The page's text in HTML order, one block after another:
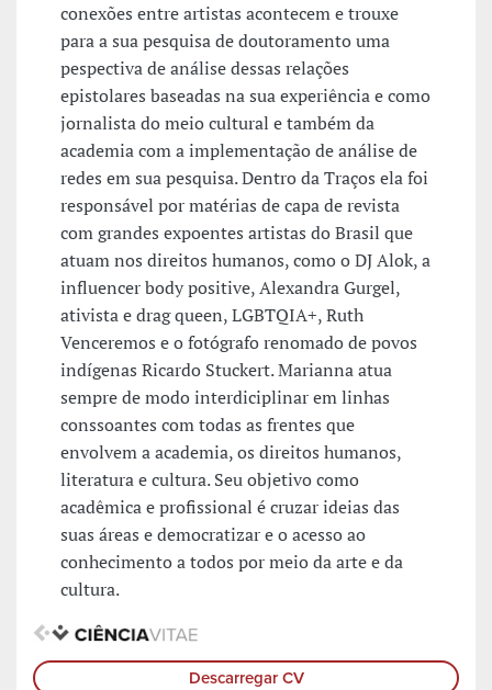
conexões entre artistas acontecem e trouxe
para a sua pesquisa de doutoramento uma
pespectiva de análise dessas relações
epistolares baseadas na sua experiência e como
jornalista do meio cultural e também da
academia com a implementação de análise de
redes em sua pesquisa. Dentro da Traços ela foi
responsável por matérias de capa de revista
com grandes expoentes artistas do Brasil que
atuam nos direitos humanos, como o DJ Alok, a
influencer body positive, Alexandra Gurgel,
ativista e drag queen, LGBTQIA+, Ruth
Venceremos e o fotógrafo renomado de povos
indígenas Ricardo Stuckert. Marianna atua
sempre de modo interdiciplinar em linhas
conssoantes com todas as frentes que
envolvem a academia, os direitos humanos,
literatura e cultura. Seu objetivo como
acadêmica e profissional é cruzar ideias das
suas áreas e democratizar e o acesso ao
conhecimento a todos por meio da arte e da
cultura.
Descarregar CV